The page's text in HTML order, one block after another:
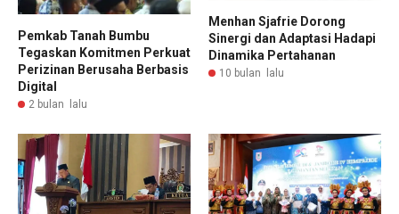
Pemkab Tanah Bumbu
Tegaskan Komitmen Perkuat
Perizinan Berusaha Berbasis
Digital
2 bulan lalu
Menhan Sjafrie Dorong
Sinergi dan Adaptasi Hadapi
Dinamika Pertahanan
10 bulan lalu